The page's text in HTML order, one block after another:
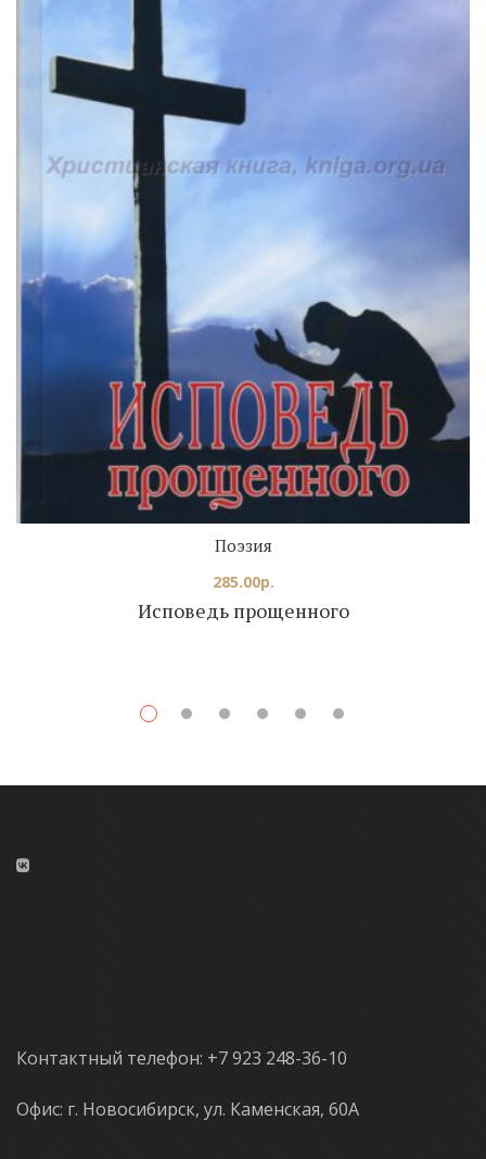
Исповедь прощенного
Поэзия
285.00р.
Контактный телефон: +7 923 248-36-10
Офис: г. Новосибирск, ул. Каменская, 60А